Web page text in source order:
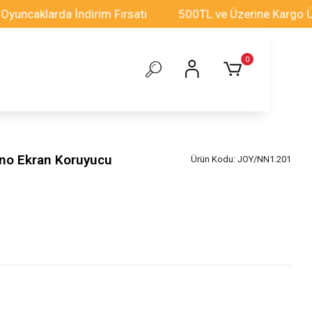
İndirim Fırsatı 500TL ve Üzerine Kargo
0
Ekran Koruyucu Ürün Kodu: JOY/NN1.201